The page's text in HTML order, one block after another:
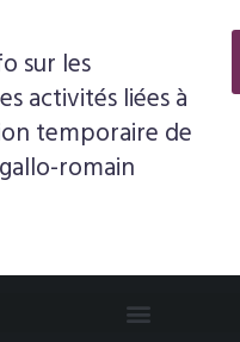
sur les
activités liées à
temporaire de
romain